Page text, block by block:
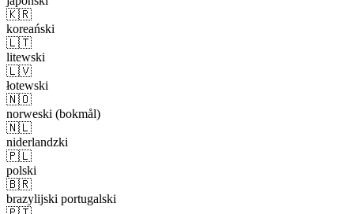
🇰🇷
koreański
🇱🇹
litewski
🇱🇻
łotewski
🇳🇴
norweski (bokmål)
🇳🇱
niderlandzki
🇵🇱
polski
🇧🇷
brazylijski portugalski